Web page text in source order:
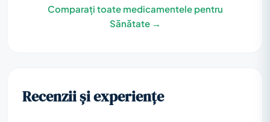
Comparați toate medicamentele pentru
Sănătate →
Recenzii și experiențe